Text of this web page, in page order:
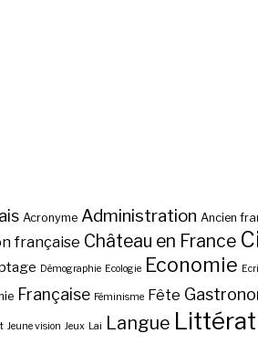
Acronyme Administration Ancien
française Château en France
Démographie Ecologie Economie
Française Féminisme Fête
Jeune vision Jeux Lai Langue